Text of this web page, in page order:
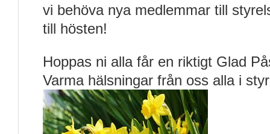
vi behöva nya medlemmar till
till hösten!
Hoppas ni alla får en riktigt Glad
Varma hälsningar från oss alla i